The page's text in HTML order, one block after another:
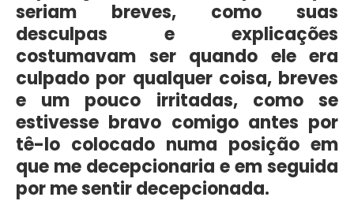
seriam breves, como suas
desculpas e explicações
costumavam ser quando ele era
culpado por qualquer coisa, breves
e um pouco irritadas, como se
estivesse bravo comigo antes por
tê-lo colocado numa posição em
que me decepcionaria e em seguida
por me sentir decepcionada.